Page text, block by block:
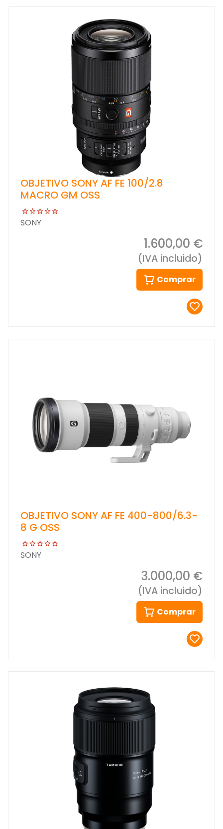
OBJETIVO SONY AF FE 100/2.8
MACRO GM OSS
SONY
1.600,00 €
(IVA incluido)
Comprar
OBJETIVO SONY AF FE 400-800/6.3-
8 G OSS
SONY
3.000,00 €
(IVA incluido)
Comprar